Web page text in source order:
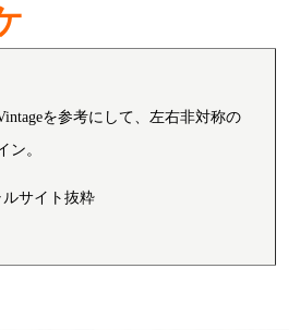
を参考にして、左右非対称の
ン。
ルサイト抜粋